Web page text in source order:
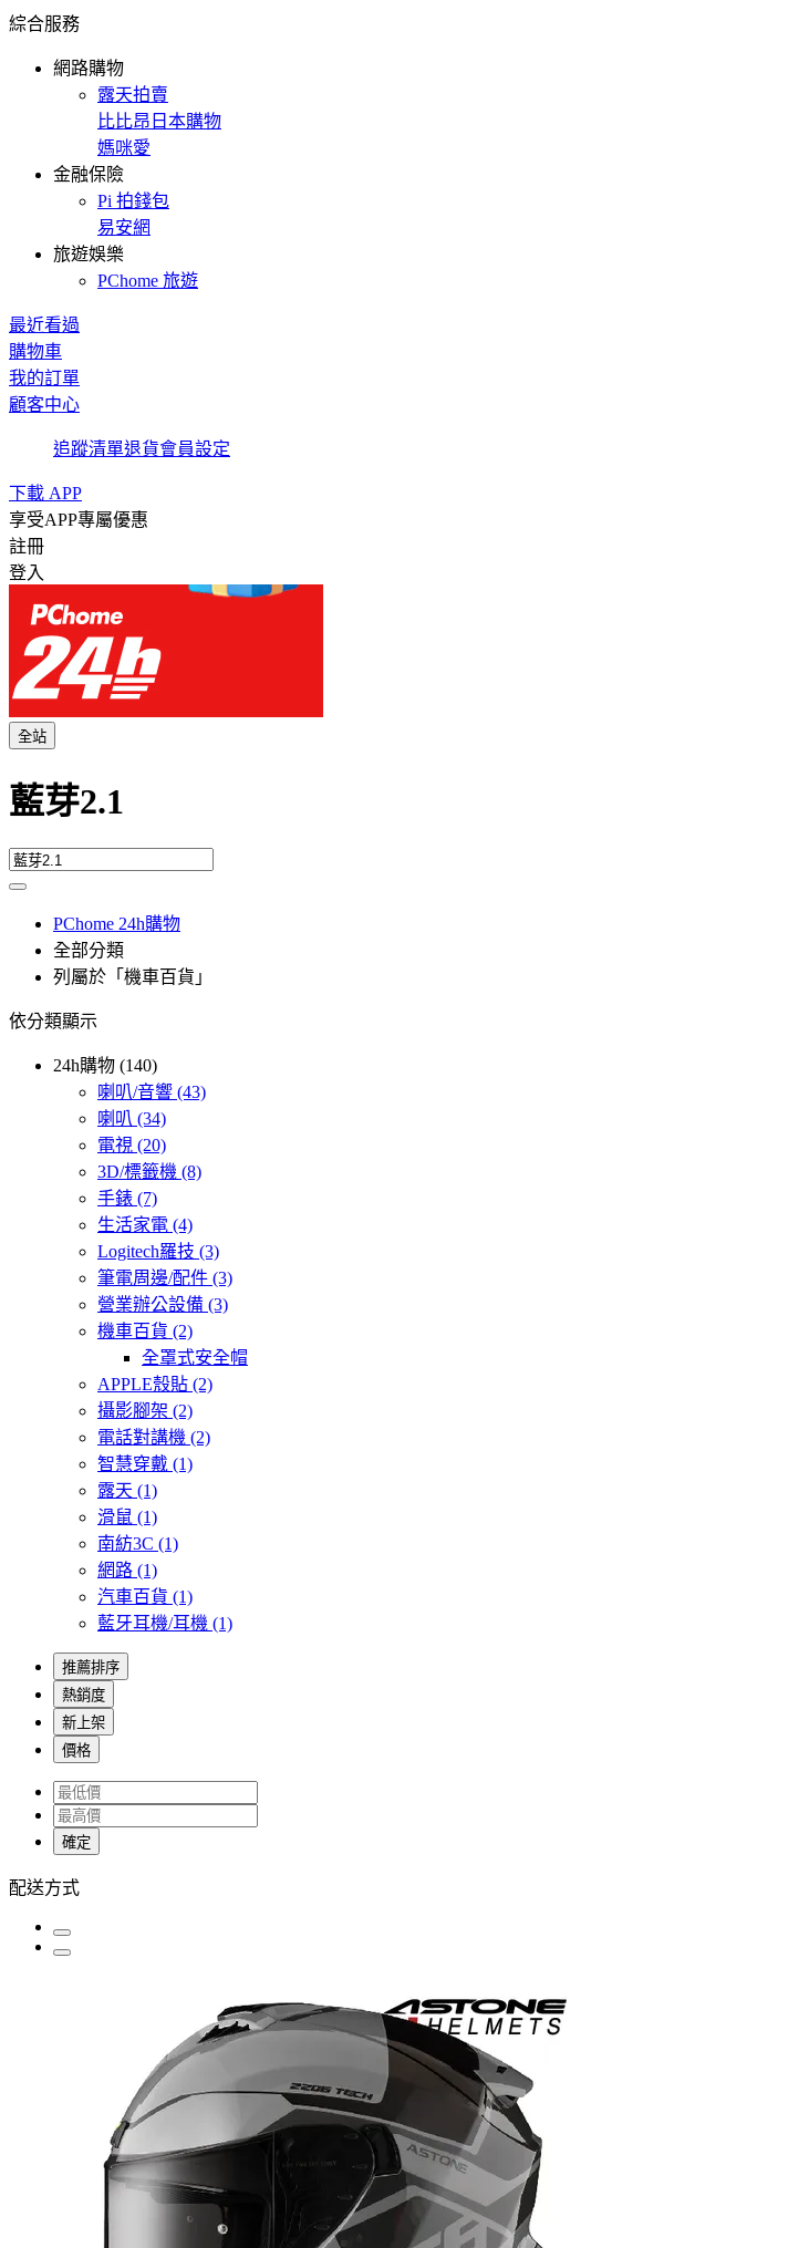
綜合服務
網路購物
露天拍賣
比比昂日本購物
媽咪愛
金融保險
Pi 拍錢包
易安網
旅遊娛樂
PChome 旅遊
最近看過
購物車
我的訂單
顧客中心
追蹤清單退貨會員設定
下載 APP
享受APP專屬優惠
註冊
登入
全站
藍芽2.1
PChome 24h購物
全部分類
列屬於「機車百貨」
依分類顯示
24h購物 (140)
喇叭/音響 (43)
喇叭 (34)
電視 (20)
3D/標籤機 (8)
手錶 (7)
生活家電 (4)
Logitech羅技 (3)
筆電周邊/配件 (3)
營業辦公設備 (3)
機車百貨 (2)
全罩式安全帽
APPLE殼貼 (2)
攝影腳架 (2)
電話對講機 (2)
智慧穿戴 (1)
露天 (1)
滑鼠 (1)
南紡3C (1)
網路 (1)
汽車百貨 (1)
藍牙耳機/耳機 (1)
推薦排序
熱銷度
新上架
價格
確定
配送方式